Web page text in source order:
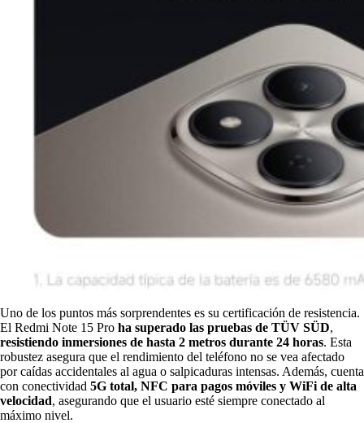
Uno de los puntos más sorprendentes es su certificación de resistencia.
El Redmi Note 15 Pro ha superado las pruebas de TÜV SÜD,
resistiendo inmersiones de hasta 2 metros durante 24 horas. Esta
robustez asegura que el rendimiento del teléfono no se vea afectado
por caídas accidentales al agua o salpicaduras intensas. Además, cuenta
con conectividad 5G total, NFC para pagos móviles y WiFi de alta
velocidad, asegurando que el usuario esté siempre conectado al
máximo nivel.